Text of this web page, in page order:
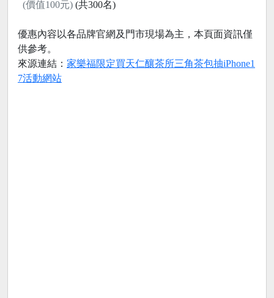
(價值100元) (共300名)
優惠內容以各品牌官網及門市現場為主，本頁面資訊僅
供參考。
來源連結： 家樂福限定買天仁釀茶所三角茶包抽iPhone1
7活動網站